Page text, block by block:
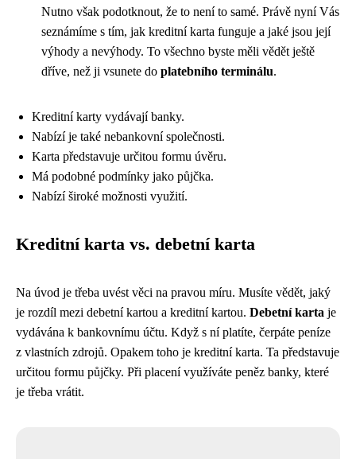
Nutno však podotknout, že to není to samé. Právě nyní Vás
seznámíme s tím, jak kreditní karta funguje a jaké jsou její
výhody a nevýhody. To všechno byste měli vědět ještě
dříve, než ji vsunete do platebního terminálu.
Kreditní karty vydávají banky.
Nabízí je také nebankovní společnosti.
Karta představuje určitou formu úvěru.
Má podobné podmínky jako půjčka.
Nabízí široké možnosti využití.
Kreditní karta vs. debetní karta
Na úvod je třeba uvést věci na pravou míru. Musíte vědět, jaký
je rozdíl mezi debetní kartou a kreditní kartou. Debetní karta je
vydávána k bankovnímu účtu. Když s ní platíte, čerpáte peníze
z vlastních zdrojů. Opakem toho je kreditní karta. Ta představuje
určitou formu půjčky. Při placení využíváte peněz banky, které
je třeba vrátit.